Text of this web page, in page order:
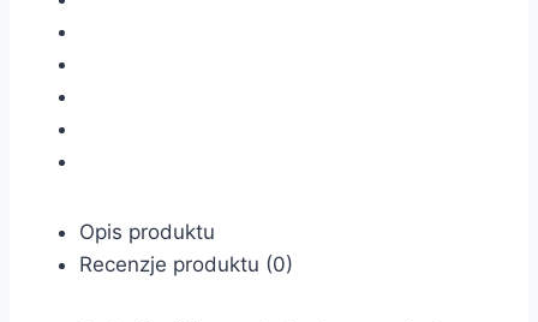
Opis produktu
Recenzje produktu (0)